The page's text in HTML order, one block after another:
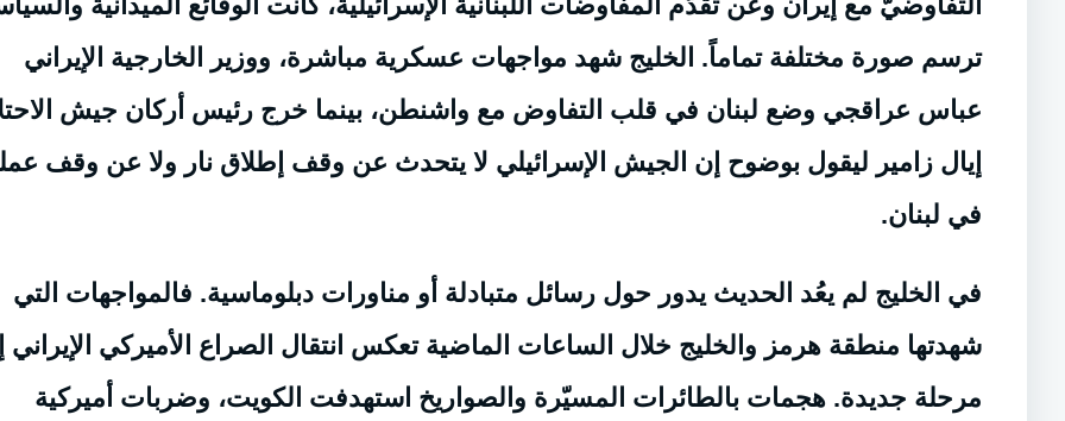
ترسم صورة مختلفة تماماً. الخليج شهد مواجهات عسكرية مباشرة، ووزير الخارجية الإيراني
عباس عراقجي وضع لبنان في قلب التفاوض مع واشنطن، بينما خرج رئيس أركان جيش
إيال زامير ليقول بوضوح إن الجيش الإسرائيلي لا يتحدث عن وقف إطلاق نار ولا عن وقف
في لبنان.
في الخليج لم يعُد الحديث يدور حول رسائل متبادلة أو مناورات دبلوماسية. فالمواجهات التي
شهدتها منطقة هرمز والخليج خلال الساعات الماضية تعكس انتقال الصراع الأميركي الإيراني
مرحلة جديدة. هجمات بالطائرات المسيّرة والصواريخ استهدفت الكويت، وضربات أميركية